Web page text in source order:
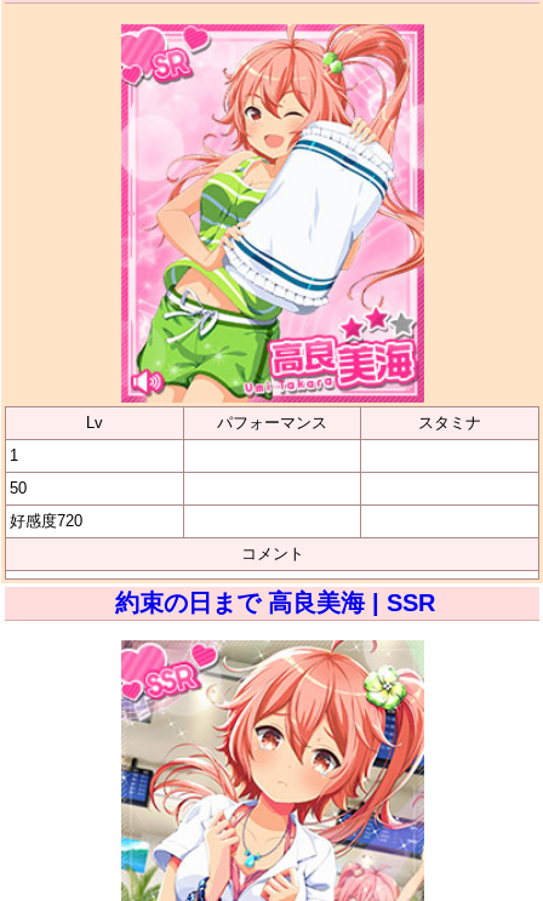
Lv パフォーマンス
スタミナ
1
50
好感度720
コメント
約束の日まで 高良美海 | SSR